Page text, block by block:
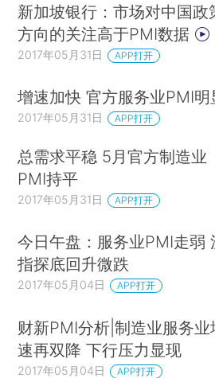
新加坡银行：市场对中国政
方向的关注高于PMI数据
2017年05月31日 APP打开
增速加快 官方服务业PMI明
2017年05月31日 APP打开
总需求平稳 5月官方制造业
PMI持平
2017年05月31日 APP打开
今日午盘：服务业PMI走弱
指探底回升微跌
2017年05月04日 APP打开
财新PMI分析|制造业服务业
速再双降 下行压力显现
2017年05月04日 APP打开